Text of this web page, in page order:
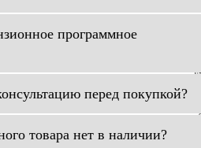
программное
перед покупкой?
товара нет в наличии?